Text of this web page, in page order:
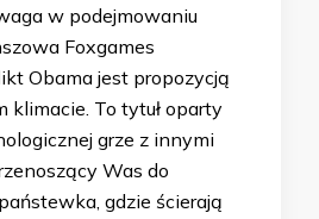
w podejmowaniu
Foxgames
Obama jest propozycją
klimacie. To tytuł oparty
grze z innymi
Was do
gdzie ścierają